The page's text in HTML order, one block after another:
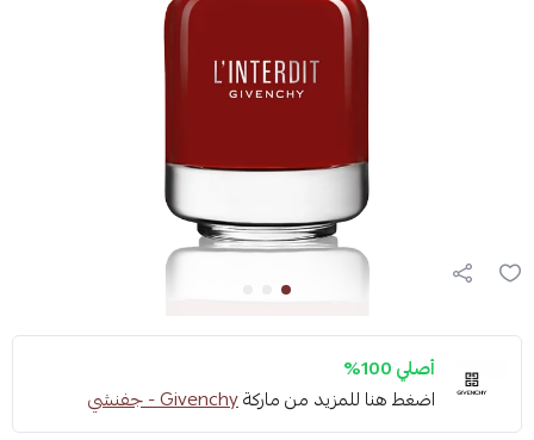
أصلي 100%
اضغط هنا للمزيد من ماركةGivenchy - جفنشي